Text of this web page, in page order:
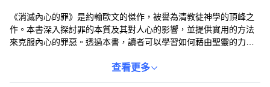
《消滅內心的罪》是約翰歐文的傑作，被譽為清教徒神學的頂峰之
作。本書深入探討罪的本質及其對人心的影響，並提供實用的方法
來克服內心的罪惡。透過本書，讀者可以學習如何藉由聖靈的力
更是一本引導靈性成長的指南，幫助讀者在信仰的道路上不斷前
查看更多